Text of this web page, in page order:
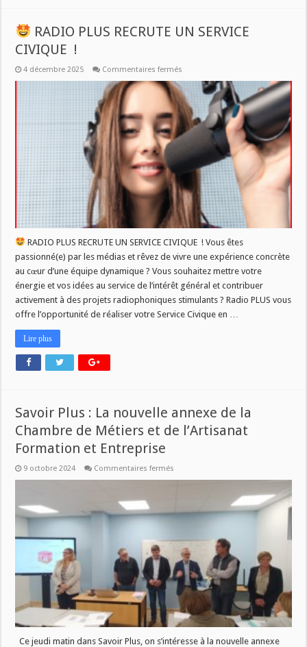
RADIO PLUS RECRUTE UN SERVICE
CIVIQUE !
4 décembre 2025 Commentaires fermés
RADIO
PLUS
RECRUTE
UN
SERVICE
CIVIQUE
RADIO PLUS RECRUTE UN SERVICE CIVIQUE ! Vous êtes
passionné(e) par les médias et rêvez de vivre une expérience concrète
au cœur d’une équipe dynamique ? Vous souhaitez mettre votre
énergie et vos idées au service de l’intérêt général et contribuer
activement à des projets radiophoniques stimulants ? Radio PLUS vous
offre l’opportunité de réaliser votre Service Civique en …
Lire plus
Savoir Plus : La nouvelle annexe de la
Chambre de Métiers et de l’Artisanat
Formation et Entreprise
9 octobre 2024 Commentaires fermés
nouvelle
la
Chambre
de
Métiers
et
de
l’Artisanat
Formation
et
Entreprise
Ce jeudi matin dans Savoir Plus, on s’intéresse à la nouvelle annexe